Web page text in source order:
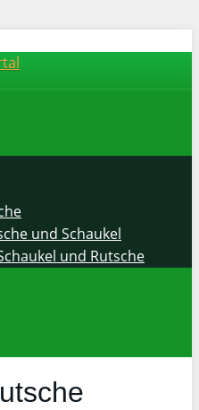
und Schaukel
und Rutsche